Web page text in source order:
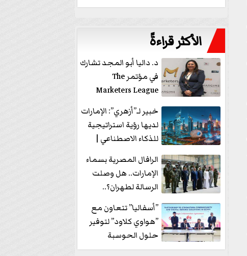
من...
الأكثر قراءةً
د. داليا أبو المجد تشارك
في مؤتمر The
Marketers League
وتدير جلسة...
خبير لـ”أزهري”: الإمارات
لديها رؤية استراتيجية
للذكاء الاصطناعي |
الرافال المصرية بسماء
الإمارات.. هل وصلت
الرسالة لطهران؟..
”ماعت جروب” تُجيب؟
|...
”أسفاليا” تتعاون مع
”هواوي كلاود” لتوفير
حلول الحوسبة
السحابية والأمن